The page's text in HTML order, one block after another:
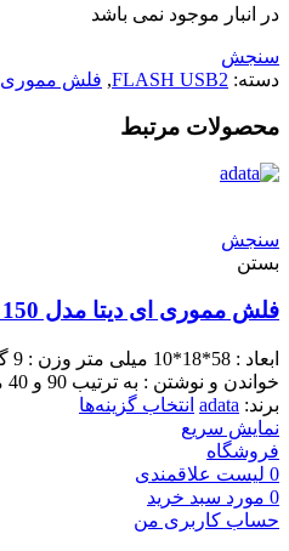
در انبار موجود نمی باشد
سنجش
دسته: FLASH USB2
, فلش مموری
محصولات مرتبط
سنجش
بستن
فلش مموری ای دیتا مدل UV 150 ظرفیت 64 گیگابایت
خواندن و نوشتن : به ترتیب 90 و 40 مگابایت بر ثانیه
برند: adata انتخاب گزینه‌ها
نمایش سریع
فروشگاه
0 لیست علاقمندی
0 مورد سبد خرید
حساب کاربری من